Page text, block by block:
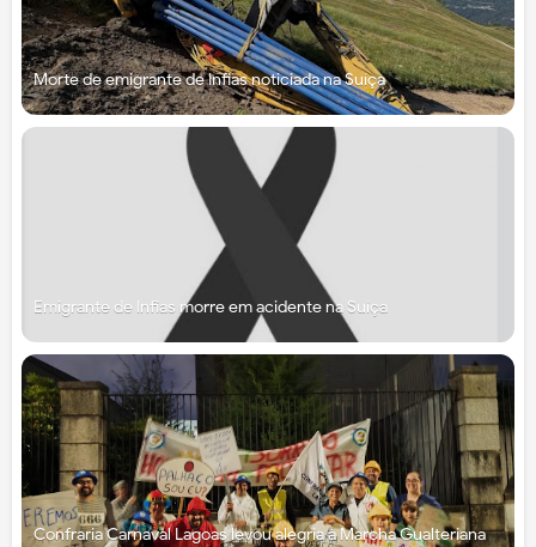
Morte de emigrante de Infias noticiada na Suíça
Emigrante de Infias morre em acidente na Suíça
Confraria Carnaval Lagoas levou alegria à Marcha Gualteriana